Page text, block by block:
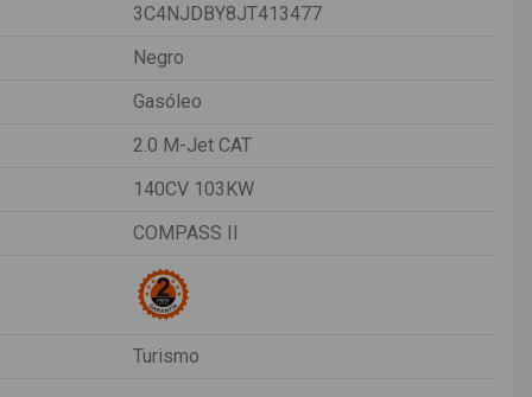
3C4NJDBY8JT413477
Negro
Gasóleo
2.0 M-Jet CAT
140CV 103KW
COMPASS II
Turismo